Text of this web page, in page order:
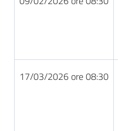
17/03/2026 ore 08:30